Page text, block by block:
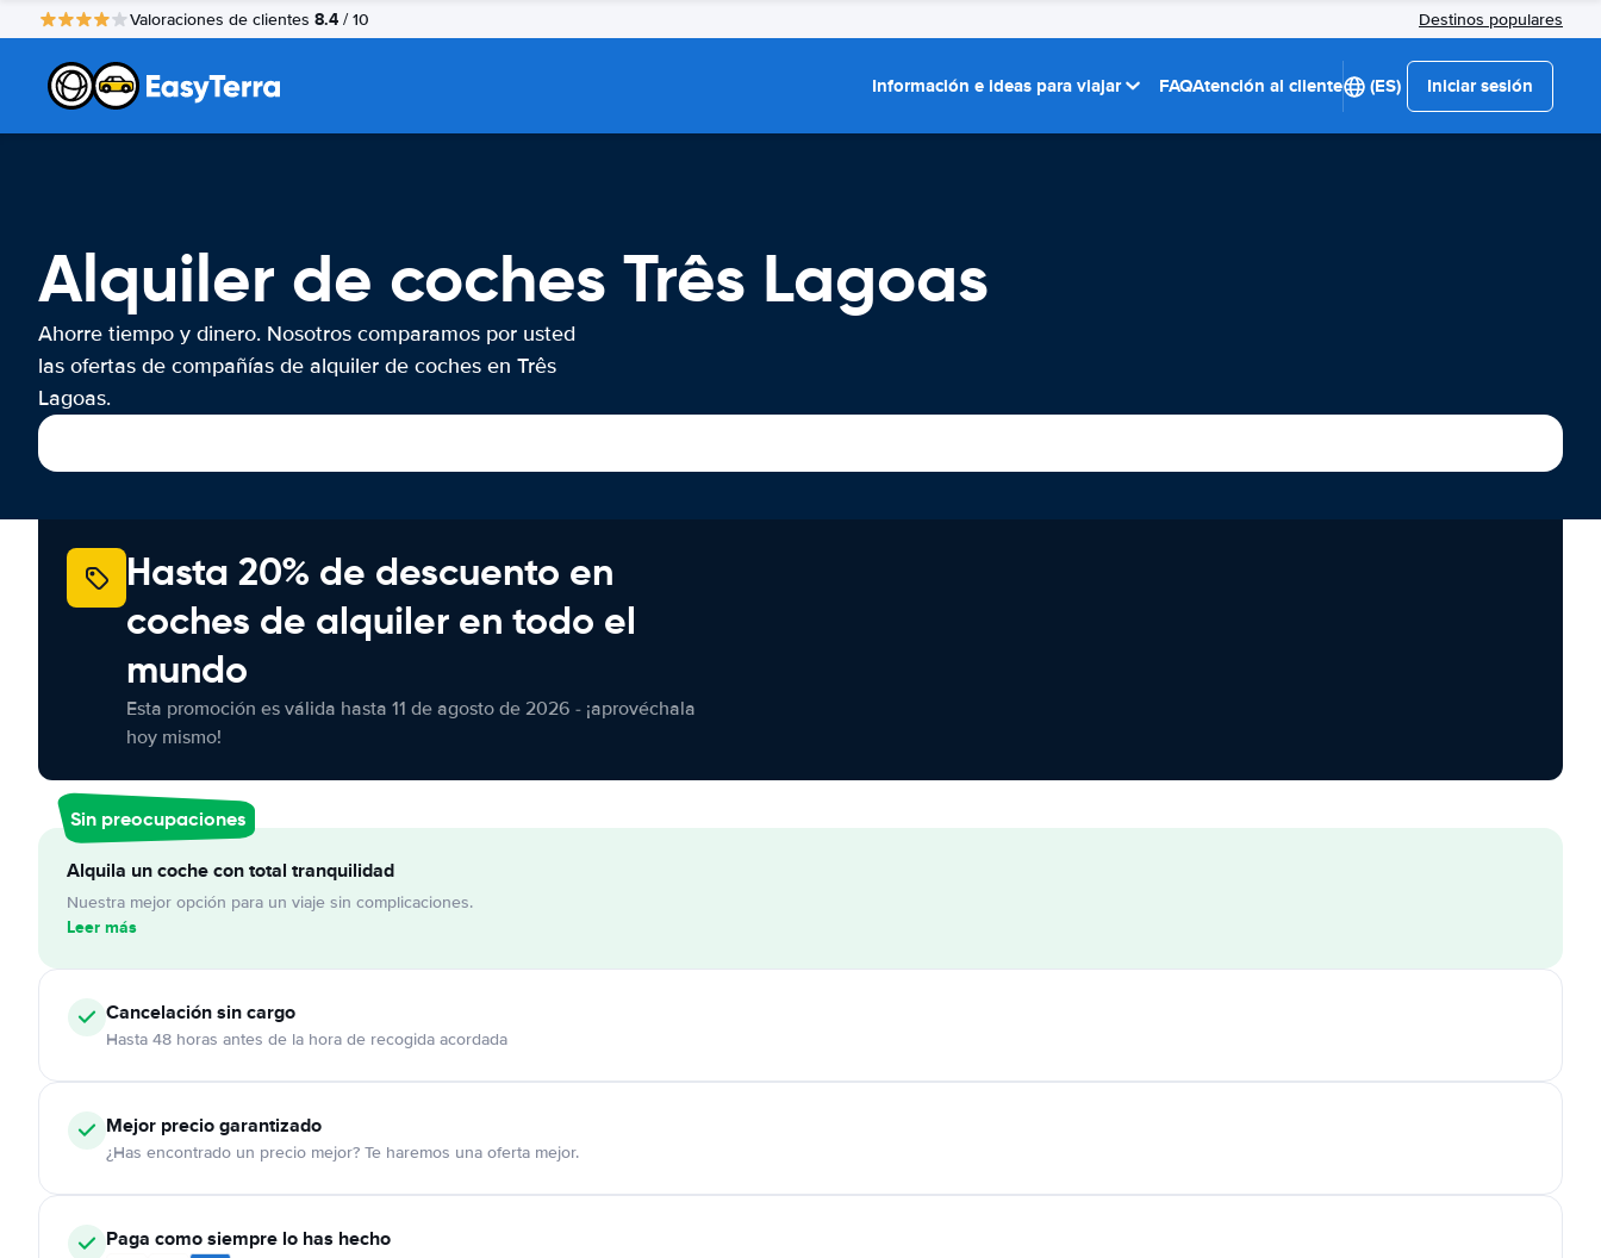
Valoraciones de clientes 8.4 / 10 Destinos populares
Información e ideas para viajar FAQAtención al cliente (ES) Iniciar sesión
Alquiler de coches Três Lagoas
Ahorre tiempo y dinero. Nosotros comparamos por usted
las ofertas de compañías de alquiler de coches en Três
Lagoas.
Hasta 20% de descuento en
coches de alquiler en todo el
mundo
Esta promoción es válida hasta 11 de agosto de 2026 - ¡aprovéchala
hoy mismo!
Sin preocupaciones
Alquila un coche con total tranquilidad
Nuestra mejor opción para un viaje sin complicaciones.
Leer más
Cancelaciónsin cargo
Hasta 48 horas antes de la hora de recogida acordada
Mejor precio garantizado
¿Has encontrado un precio mejor? Te haremos una oferta mejor.
Paga como siempre lo has hecho